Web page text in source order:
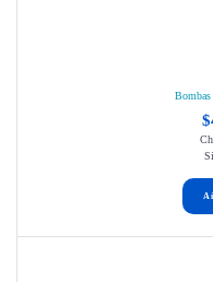
Bombas
$